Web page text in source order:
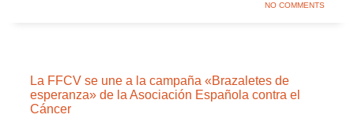
NO COMMENTS
La FFCV se une a la campaña «Brazaletes de
esperanza» de la Asociación Española contra el
Cáncer